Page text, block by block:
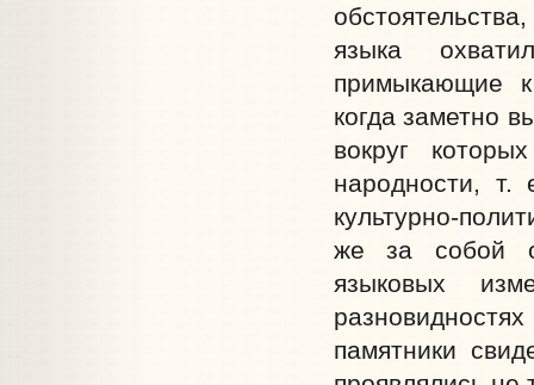
языка
примыкающие
когда заметно
вокруг
народности, т.
культурно-
же за собой
языковых
памятники